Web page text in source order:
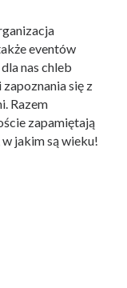
eventów
nas chleb
się z
Razem
zapamiętają
jakim są wieku!